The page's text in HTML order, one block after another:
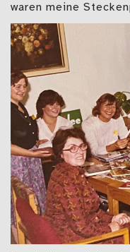
waren meine